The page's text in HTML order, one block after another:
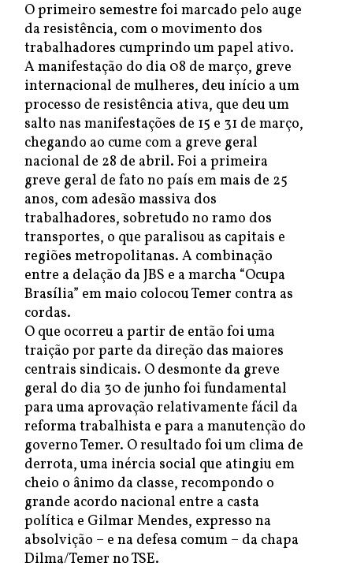
O primeiro semestre foi marcado pelo auge
da resistência, com o movimento dos
trabalhadores cumprindo um papel ativo.
A manifestação do dia 08 de março, greve
internacional de mulheres, deu início a um
processo de resistência ativa, que deu um
salto nas manifestações de 15 e 31 de março,
chegando ao cume com a greve geral
nacional de 28 de abril. Foi a primeira
greve geral de fato no país em mais de 25
anos, com adesão massiva dos
trabalhadores, sobretudo no ramo dos
transportes, o que paralisou as capitais e
regiões metropolitanas. A combinação
entre a delação da JBS e a marcha “Ocupa
Brasília” em maio colocou Temer contra as
cordas.
O que ocorreu a partir de então foi uma
traição por parte da direção das maiores
centrais sindicais. O desmonte da greve
geral do dia 30 de junho foi fundamental
para uma aprovação relativamente fácil da
reforma trabalhista e para a manutenção do
governo Temer. O resultado foi um clima de
derrota, uma inércia social que atingiu em
cheio o ânimo da classe, recompondo o
grande acordo nacional entre a casta
política e Gilmar Mendes, expresso na
absolvição – e na defesa comum – da chapa
Dilma/Temer no TSE.